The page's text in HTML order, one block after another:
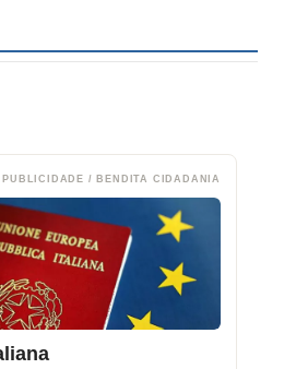
PUBLICIDADE / BENDITA CIDADANIA